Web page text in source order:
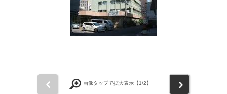
画像タップで拡大表示【1/2】